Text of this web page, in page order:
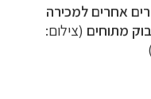
אחרים למכירה
מתוחים (צילום: